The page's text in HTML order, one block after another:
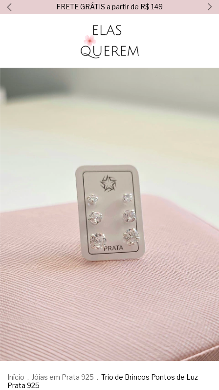
FRETE GRÁTIS a partir de R$ 149
Início . Jóias em Prata 925 . Trio de Brincos Pontos de Luz
Prata 925